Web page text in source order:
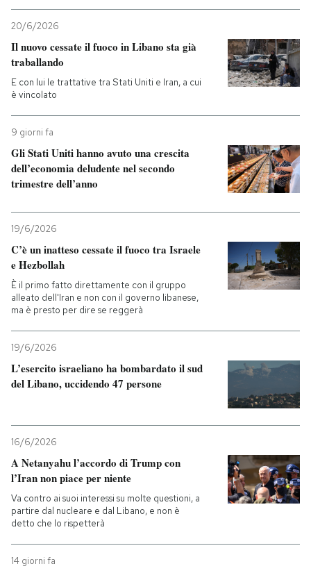
Entra
20/6/2026
Il nuovo cessate il fuoco in Libano sta già
traballando
E con lui le trattative tra Stati Uniti e Iran, a cui
è vincolato
9 giorni fa
Gli Stati Uniti hanno avuto una crescita
dell’economia deludente nel secondo
trimestre dell’anno
19/6/2026
C’è un inatteso cessate il fuoco tra Israele
e Hezbollah
È il primo fatto direttamente con il gruppo
alleato dell'Iran e non con il governo libanese,
ma è presto per dire se reggerà
19/6/2026
L’esercito israeliano ha bombardato il sud
del Libano, uccidendo 47 persone
16/6/2026
A Netanyahu l’accordo di Trump con
l’Iran non piace per niente
Va contro ai suoi interessi su molte questioni, a
partire dal nucleare e dal Libano, e non è
detto che lo rispetterà
14 giorni fa